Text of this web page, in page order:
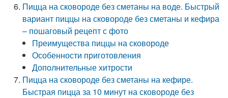
Пицца на сковороде без сметаны на воде. Быстрый
вариант пиццы на сковороде без сметаны и кефира
– пошаговый рецепт с фото
Преимущества пиццы на сковороде
Особенности приготовления
Дополнительные хитрости
Пицца на сковороде без сметаны на кефире.
Быстрая пицца за 10 минут на сковороде без